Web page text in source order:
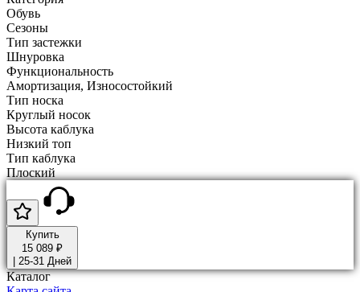
Обувь
Сезоны
Тип застежки
Шнуровка
Функциональность
Амортизация, Износостойкий
Тип носка
Круглый носок
Высота каблука
Низкий топ
Тип каблука
Плоский
Купить
15 089 ₽
25-31 Дней
Каталог